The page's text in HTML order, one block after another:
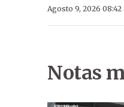
Agosto 9, 2026 08:42
Notas